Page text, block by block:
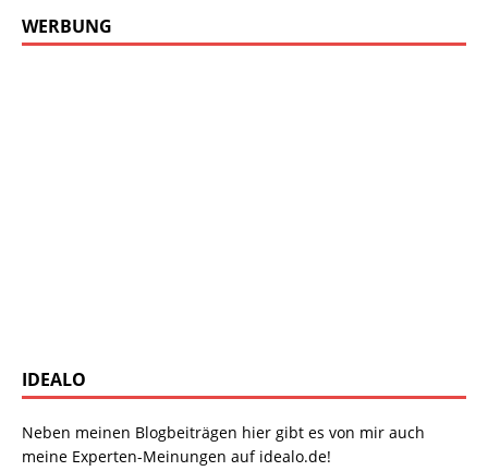
WERBUNG
IDEALO
Neben meinen Blogbeiträgen hier gibt es von mir auch
meine Experten-Meinungen auf idealo.de!